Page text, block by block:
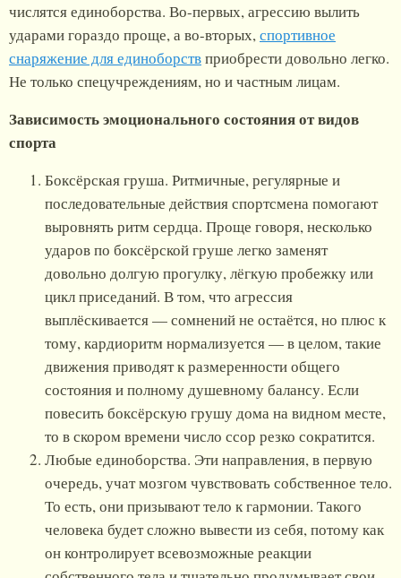
числятся единоборства. Во-первых, агрессию вылить
ударами гораздо проще, а во-вторых,спортивное
снаряжение для единоборствприобрести довольно легко.
Не только спецучреждениям, но и частным лицам.
Зависимость эмоционального состояния от видов
спорта
Боксёрская груша. Ритмичные, регулярные и
последовательные действия спортсмена помогают
выровнять ритм сердца. Проще говоря, несколько
ударов по боксёрской груше легко заменят
довольно долгую прогулку, лёгкую пробежку или
цикл приседаний. В том, что агрессия
выплёскивается — сомнений не остаётся, но плюс к
тому, кардиоритм нормализуется — в целом, такие
движения приводят к размеренности общего
состояния и полному душевному балансу. Если
повесить боксёрскую грушу дома на видном месте,
то в скором времени число ссор резко сократится.
Любые единоборства. Эти направления, в первую
очередь, учат мозгом чувствовать собственное тело.
То есть, они призывают тело к гармонии. Такого
человека будет сложно вывести из себя, потому как
он контролирует всевозможные реакции